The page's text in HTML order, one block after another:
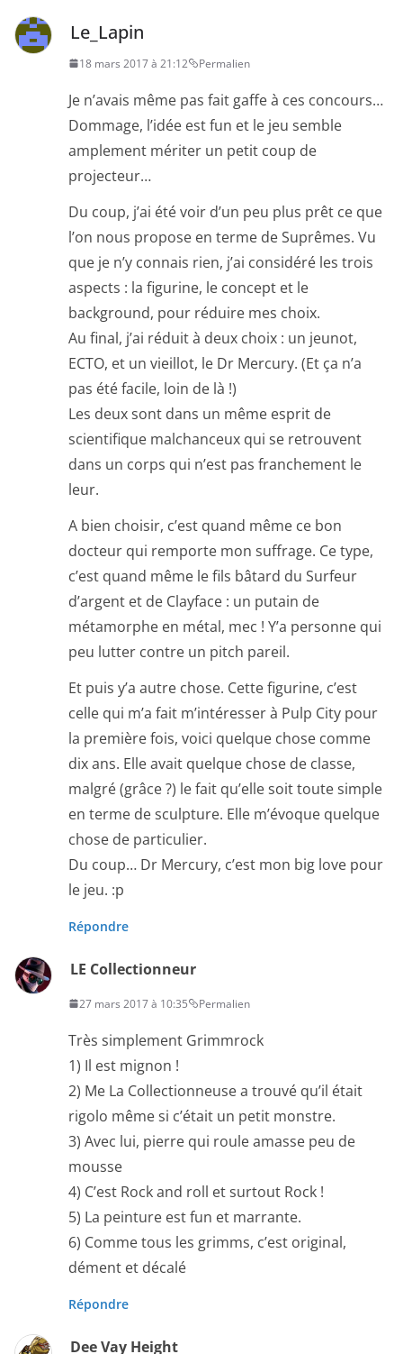
Le_Lapin
18 mars 2017 à 21:12 Permalien
Je n’avais même pas fait gaffe à ces concours…
Dommage, l’idée est fun et le jeu semble
amplement mériter un petit coup de
projecteur…
Du coup, j’ai été voir d’un peu plus prêt ce que
l’on nous propose en terme de Suprêmes. Vu
que je n’y connais rien, j’ai considéré les trois
aspects : la figurine, le concept et le
background, pour réduire mes choix.
Au final, j’ai réduit à deux choix : un jeunot,
ECTO, et un vieillot, le Dr Mercury. (Et ça n’a
pas été facile, loin de là !)
Les deux sont dans un même esprit de
scientifique malchanceux qui se retrouvent
dans un corps qui n’est pas franchement le
leur.
A bien choisir, c’est quand même ce bon
docteur qui remporte mon suffrage. Ce type,
c’est quand même le fils bâtard du Surfeur
d’argent et de Clayface : un putain de
métamorphe en métal, mec ! Y’a personne qui
peu lutter contre un pitch pareil.
Et puis y’a autre chose. Cette figurine, c’est
celle qui m’a fait m’intéresser à Pulp City pour
la première fois, voici quelque chose comme
dix ans. Elle avait quelque chose de classe,
malgré (grâce ?) le fait qu’elle soit toute simple
en terme de sculpture. Elle m’évoque quelque
chose de particulier.
Du coup… Dr Mercury, c’est mon big love pour
le jeu. :p
Répondre
LE Collectionneur
27 mars 2017 à 10:35 Permalien
Très simplement Grimmrock
1) Il est mignon !
2) Me La Collectionneuse a trouvé qu’il était
rigolo même si c’était un petit monstre.
3) Avec lui, pierre qui roule amasse peu de
mousse
4) C’est Rock and roll et surtout Rock !
5) La peinture est fun et marrante.
6) Comme tous les grimms, c’est original,
dément et décalé
Répondre
Dee Vay Height